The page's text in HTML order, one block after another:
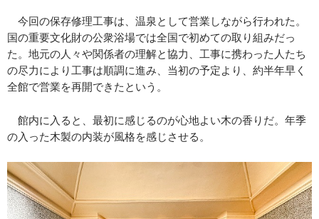
今回の保存修理工事は、温泉として営業しながら行われた。
国の重要文化財の公衆浴場では全国で初めての取り組みだっ
た。地元の人々や関係者の理解と協力、工事に携わった人たち
の尽力により工事は順調に進み、当初の予定より、約半年早く
全館で営業を再開できたという。
館内に入ると、最初に感じるのが心地よい木の香りだ。年季
の入った木製の内装が風格を感じさせる。